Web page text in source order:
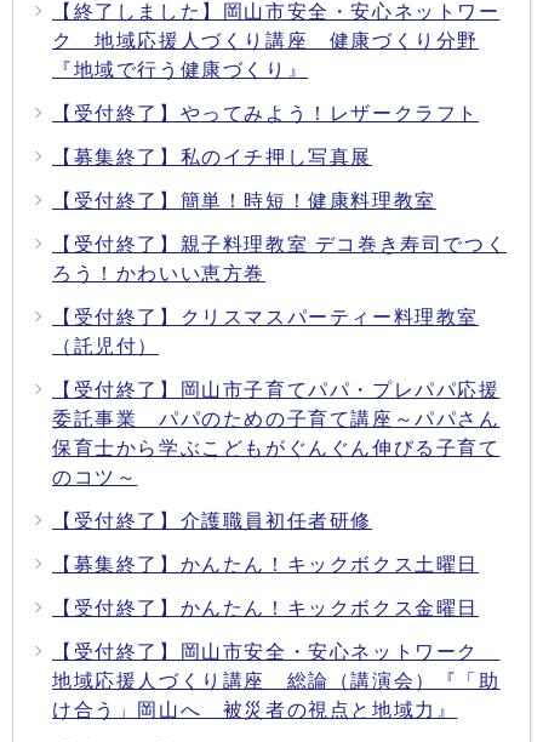
【終了しました】岡山市安全・安心ネットワー
ク 地域応援人づくり講座 健康づくり分野
『地域で行う健康づくり』
【受付終了】やってみよう！レザークラフト
【募集終了】私のイチ押し写真展
【受付終了】簡単！時短！健康料理教室
【受付終了】親子料理教室 デコ巻き寿司でつく
ろう！かわいい恵方巻
【受付終了】クリスマスパーティー料理教室
（託児付）
【受付終了】岡山市子育てパパ・プレパパ応援
委託事業 パパのための子育て講座～パパさん
保育士から学ぶこどもがぐんぐん伸びる子育て
のコツ～
【受付終了】介護職員初任者研修
【募集終了】かんたん！キックボクス土曜日
【受付終了】かんたん！キックボクス金曜日
【受付終了】岡山市安全・安心ネットワーク
地域応援人づくり講座 総論（講演会）『「助
け合う」岡山へ 被災者の視点と地域力』